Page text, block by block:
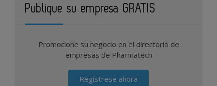
Publique su empresa GRATIS
Promocione su negocio en el directorio de
empresas de Pharmatech
Regístrese ahora